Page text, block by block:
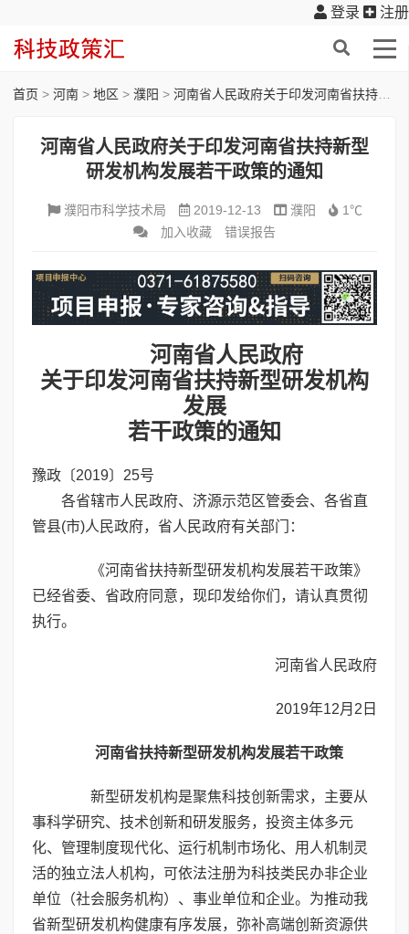
登录 注册
首页 > 河南 > 地区 > 濮阳 > 河南省人民政府关于印发河南省扶持新型研发机构发展若干政策的通知
河南省人民政府关于印发河南省扶持新型
研发机构发展若干政策的通知
濮阳市科学技术局 2019-12-13 濮阳
1℃
加入收藏
错误报告
河南省人民政府
关于印发河南省扶持新型研发机构
发展
若干政策的通知
豫政〔2019〕25号
各省辖市人民政府、济源示范区管委会、各省直
管县(市)人民政府，省人民政府有关部门：
《河南省扶持新型研发机构发展若干政策》
已经省委、省政府同意，现印发给你们，请认真贯彻
执行。
河南省人民政府
2019年12月2日
河南省扶持新型研发机构发展若干政策
新型研发机构是聚焦科技创新需求，主要从
事科学研究、技术创新和研发服务，投资主体多元
化、管理制度现代化、运行机制市场化、用人机制灵
活的独立法人机构，可依法注册为科技类民办非企业
单位（社会服务机构）、事业单位和企业。为推动我
省新型研发机构健康有序发展，弥补高端创新资源供